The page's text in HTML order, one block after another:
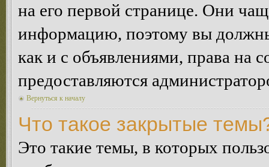
на его первой странице. Они
информацию, поэтому вы
как и с объявлениями, права на
предоставляются
Вернуться к началу
Что такое закрытые
Это такие темы, в которых